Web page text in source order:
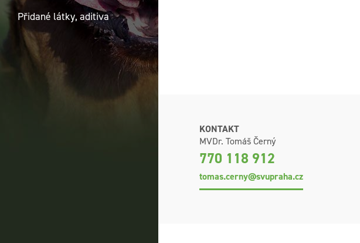
KONTAKT
MVDr. Tomáš Černý
770 118 912
tomas.cerny@svupraha.cz
Přidané látky, aditiva